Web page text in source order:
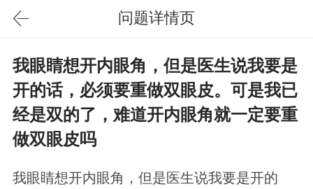
问题详情页
我眼睛想开内眼角，但是医生说我要是
开的话，必须要重做双眼皮。可是我已
经是双的了，难道开内眼角就一定要重
做双眼皮吗
我眼睛想开内眼角，但是医生说我要是开的